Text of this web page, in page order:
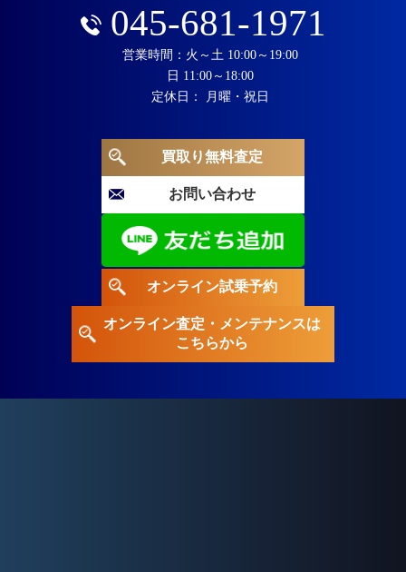
045-681-1971
営業時間：火～土 10:00～19:00
日 11:00～18:00
定休日： 月曜・祝日
買取り無料査定
お問い合わせ
オンライン試乗予約
オンライン査定・メンテナンスは
こちらから